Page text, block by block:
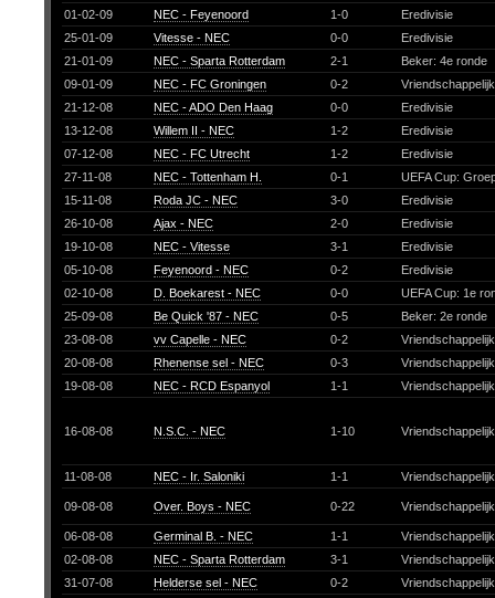
01-02-09
NEC - Feyenoord 1-0
Eredivisie
25-01-09
Vitesse - NEC 0-0
Eredivisie
21-01-09
NEC - Sparta Rotterdam 2-1
Beker: 4e ronde
09-01-09
NEC - FC Groningen 0-2
21-12-08
NEC - ADO Den Haag 0-0
Eredivisie
13-12-08
Willem II - NEC 1-2
Eredivisie
07-12-08
NEC - FC Utrecht 1-2
Eredivisie
27-11-08
NEC - Tottenham H. 0-1
UEFA Cup:
15-11-08
Roda JC - NEC 3-0
Eredivisie
26-10-08
Ajax - NEC 2-0
Eredivisie
19-10-08
NEC - Vitesse 3-1
Eredivisie
05-10-08
Feyenoord - NEC 0-2
Eredivisie
02-10-08
D. Boekarest - NEC 0-0
UEFA Cup: 1e
25-09-08
Be Quick '87 - NEC 0-5
Beker: 2e ronde
23-08-08
vv Capelle - NEC 0-2
20-08-08
Rhenense sel - NEC 0-3
19-08-08
NEC - RCD Espanyol 1-1
16-08-08 N.S.C. - NEC 1-10
11-08-08 NEC - Ir. Saloniki 1-1
09-08-08 Over. Boys - NEC 0-22
06-08-08 Germinal B. - NEC 1-1
02-08-08
NEC - Sparta Rotterdam 3-1
31-07-08
Helderse sel - NEC 0-2